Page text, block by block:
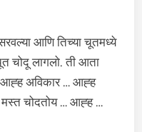
आणि तिच्या चूतमध्ये
चोदू लागलो. ती आता
आह्ह अविकार … आह्ह
मस्त चोदतोय … आह्ह …